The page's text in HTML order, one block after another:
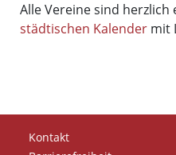
Alle Vereine sind herzlich
städtischen Kalender mit
Kontakt